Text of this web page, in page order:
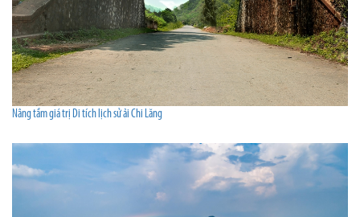
Nâng tầm giá trị Di tích lịch sử ải Chi Lăng